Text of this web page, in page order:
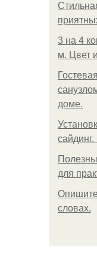
3 на 4
м. Цвет
доме.
для
Опишите
словах.